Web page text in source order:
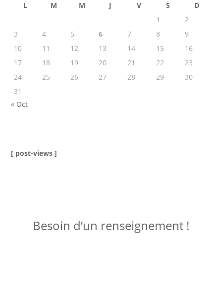
L M M J V S
D
1
2
3
4 5 6 7 8
9
10
11 12 13 14 15
16
17
18 19 20 21 22
23
24
25 26 27 28 29
30
31
« Oct
[ post-views ]
Besoin d’un renseignement !